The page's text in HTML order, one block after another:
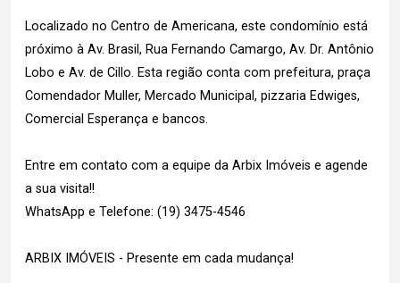
Localizado no Centro de Americana, este condomínio está
próximo à Av. Brasil, Rua Fernando Camargo, Av. Dr. Antônio
Lobo e Av. de Cillo. Esta região conta com prefeitura, praça
Comendador Muller, Mercado Municipal, pizzaria Edwiges,
Comercial Esperança e bancos.
Entre em contato com a equipe da Arbix Imóveis e agende
a sua visita!!
WhatsApp e Telefone: (19) 3475-4546
ARBIX IMÓVEIS - Presente em cada mudança!